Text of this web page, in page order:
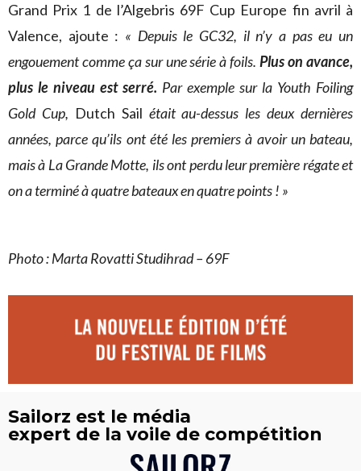
Grand Prix 1 de l’Algebris 69F Cup Europe fin avril à
Valence, ajoute : « Depuis le GC32, il n’y a pas eu un
engouement comme ça sur une série à foils.Plus on avance,
plus le niveau est serré. Par exemple sur la Youth Foiling
Gold Cup, Dutch Sail était au-dessus les deux dernières
années, parce qu’ils ont été les premiers à avoir un bateau,
mais à La Grande Motte, ils ont perdu leur première régate et
on a terminé à quatre bateaux en quatre points ! »
Photo : Marta Rovatti Studihrad – 69F
Sailorz est le média
expert de la voile de compétition